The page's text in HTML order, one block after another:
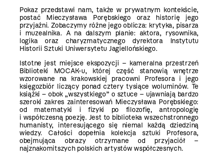
Pokaz przedstawi nam, także w prywatnym kontekście,
postać Mieczysława Porębskiego oraz historię jego
przyjaźni. Zobaczymy różne jego oblicza: krytyka, pisarza
i muzealnika. A na dalszym planie: aktora, rysownika,
logika oraz charyzmatycznego dyrektora Instytutu
Historii Sztuki Uniwersytetu Jagiellońskiego.
Istotne jest miejsce ekspozycji – kameralna przestrzeń
Biblioteki MOCAK-u, której część stanowią wnętrze
wzorowane na krakowskiej pracowni Profesora i jego
księgozbiór liczący ponad cztery tysiące woluminów. Te
książki – obok „wszystkiego” o sztuce – ujawniają bardzo
szeroki zakres zainteresowań Mieczysława Porębskiego:
od matematyki i fizyki po filozofię, antropologię
i współczesną poezję. Jest to biblioteka wszechstronnego
humanisty, interesującego się niemal każdą dziedziną
wiedzy. Całości dopełnia kolekcja sztuki Profesora,
obejmująca obrazy otrzymane od przyjaciół –
najznakomitszych polskich artystów współczesnych.